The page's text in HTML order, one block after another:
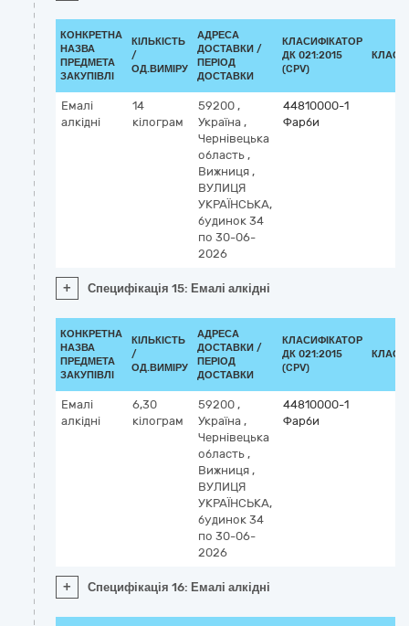
КОНКРЕТНА
НАЗВА
ПРЕДМЕТА
ЗАКУПІВЛІ
КІЛЬКІСТЬ
/
ОД.ВИМІРУ
АДРЕСА
ДОСТАВКИ /
ПЕРІОД
ДОСТАВКИ
КЛАСИФІКАТОР
ДК 021:2015
(CPV)
Емалі
алкідні
14
кілограм
59200 ,
Україна ,
Чернівецька
область ,
Вижниця ,
ВУЛИЦЯ
УКРАЇНСЬКА,
будинок 34
по 30-06-
2026
44810000-1
Фарби
+ Специфікація 15: Емалі алкідні
КОНКРЕТНА
НАЗВА
ПРЕДМЕТА
ЗАКУПІВЛІ
КІЛЬКІСТЬ
/
ОД.ВИМІРУ
АДРЕСА
ДОСТАВКИ /
ПЕРІОД
ДОСТАВКИ
КЛАСИФІКАТОР
ДК 021:2015
(CPV)
Емалі
алкідні
6,30
кілограм
59200 ,
Україна ,
Чернівецька
область ,
Вижниця ,
ВУЛИЦЯ
УКРАЇНСЬКА,
будинок 34
по 30-06-
2026
44810000-1
Фарби
+ Специфікація 16: Емалі алкідні